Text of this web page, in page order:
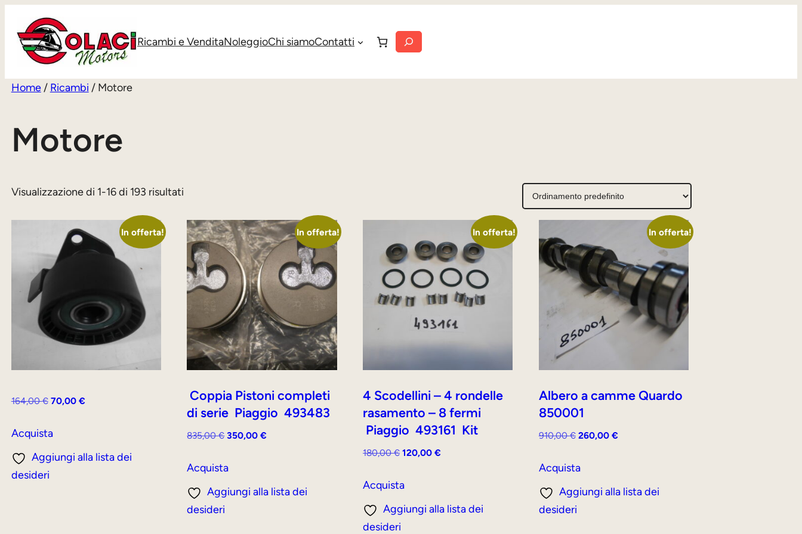
contenuto
Ricambi e VenditaNoleggioChi siamoContatti Cerca
Home/ Ricambi / Motore
Motore
Visualizzazione di 1-16 di 193 risultati
In offerta!
164,00€ Il
originale
164,00 €.
70,00 €Il
70,00 €.
Acquista
Aggiungi alla lista dei
desideri
In offerta!
Coppia Pistoni completi
di serie Piaggio 493483
835,00€Il
originale
835,00 €.
350,00€Il
350,00 €.
Acquista
Aggiungi alla lista dei
desideri
In offerta!
4 Scodellini – 4 rondelle
rasamento – 8 fermi
Piaggio 493161 Kit
180,00€ Il
originale
180,00 €.
120,00€Il
120,00 €.
Acquista
Aggiungi alla lista dei
desideri
In offerta!
Albero a camme Quardo
850001
910,00€ Il
originale
910,00 €.
260,00 €Il
260,00 €.
Acquista
Aggiungi alla lista dei
desideri